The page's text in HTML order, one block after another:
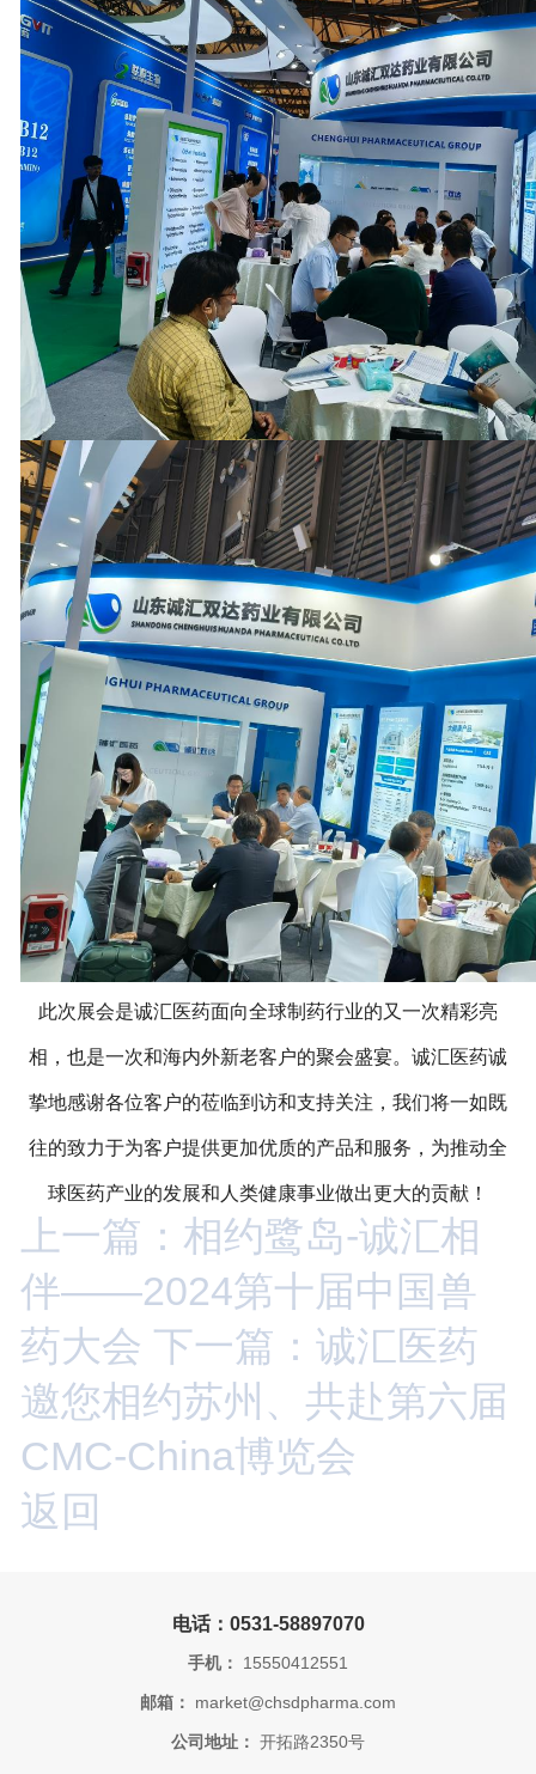
此次展会是诚汇医药面向全球制药行业的又一次精彩亮
相，也是一次和海内外新老客户的聚会盛宴。诚汇医药诚
挚地感谢各位客户的莅临到访和支持关注，我们将一如既
往的致力于为客户提供更加优质的产品和服务，为推动全
球医药产业的发展和人类健康事业做出更大的贡献！
上一篇：相约鹭岛-诚汇相
伴——2024第十届中国兽
药大会 下一篇：诚汇医药
邀您相约苏州、共赴第六届
CMC-China博览会
返回
电话：0531-58897070
手机： 15550412551
邮箱： market@chsdpharma.com
公司地址： 开拓路2350号